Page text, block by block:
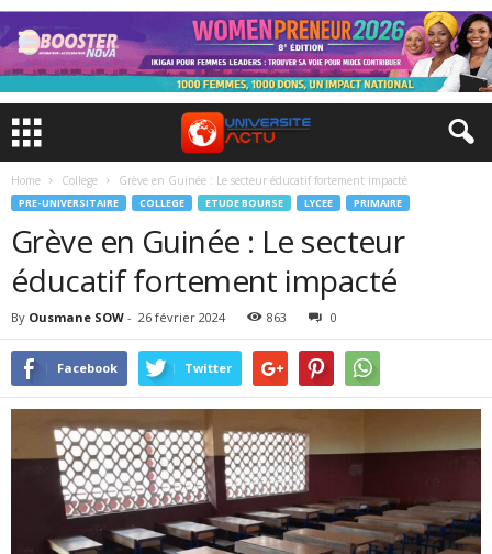
Home College Grève en Guinée : Le secteur éducatif fortement impacté
PRE-UNIVERSITAIRE COLLEGE ETUDE BOURSE LYCEE PRIMAIRE
Grève en Guinée : Le secteur
éducatif fortement impacté
By Ousmane SOW - 26 février 2024 863 0
Facebook Twitter